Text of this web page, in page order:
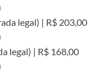
legal) | R$ 203,00
legal) | R$ 168,00